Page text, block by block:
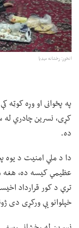
انځور: رخشانه میډیا
په پځوانی او وړه کوټه
کړی، نسرین چادري له
ده.
عظیمي کیسه ده، هغه
ترې د کور قرارداد
خپلوانو یې ورکړی دی